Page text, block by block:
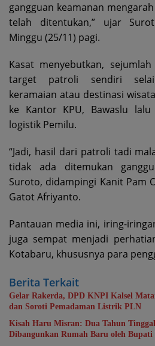
gangguan keamanan
telah ditentukan,” ujar
Minggu (25/11) pagi.
Kasat menyebutkan,
target patroli sendiri
keramaian atau destinasi
ke Kantor KPU, Bawaslu
logistik Pemilu.
“Jadi, hasil dari patroli tadi
tidak ada ditemukan
Suroto, didampingi Kanit Pam
Gatot Afriyanto.
Pantauan media ini, iring-
juga sempat menjadi
Kotabaru, khususnya para
Berita Terkait
Gelar Rakerda, DPD KNPI Kalsel
dan Soroti Pemadaman Listrik PLN
Kisah Haru Misran: Dua Tahun
Dibangunkan Rumah Baru oleh Bupati